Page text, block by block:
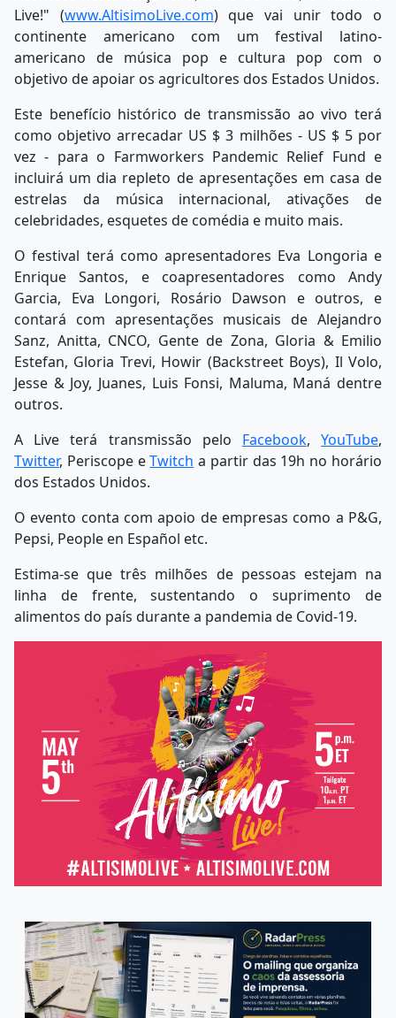
Live!" (www.AltisimoLive.com) que vai unir todo o
continente americano com um festival latino-
americano de música pop e cultura pop com o
objetivo de apoiar os agricultores dos Estados Unidos.
Este benefício histórico de transmissão ao vivo terá
como objetivo arrecadar US $ 3 milhões - US $ 5 por
vez - para o Farmworkers Pandemic Relief Fund e
incluirá um dia repleto de apresentações em casa de
estrelas da música internacional, ativações de
celebridades, esquetes de comédia e muito mais.
O festival terá como apresentadores Eva Longoria e
Enrique Santos, e coapresentadores como Andy
Garcia, Eva Longori, Rosário Dawson e outros, e
contará com apresentações musicais de Alejandro
Sanz, Anitta, CNCO, Gente de Zona, Gloria & Emilio
Estefan, Gloria Trevi, Howir (Backstreet Boys), Il Volo,
Jesse & Joy, Juanes, Luis Fonsi, Maluma, Maná dentre
outros.
A Live terá transmissão pelo Facebook,YouTube,
Twitter, Periscope eTwitch a partir das 19h no horário
dos Estados Unidos.
O evento conta com apoio de empresas como a P&G,
Pepsi, People en Español etc.
Estima-se que três milhões de pessoas estejam na
linha de frente, sustentando o suprimento de
alimentos do país durante a pandemia de Covid-19.